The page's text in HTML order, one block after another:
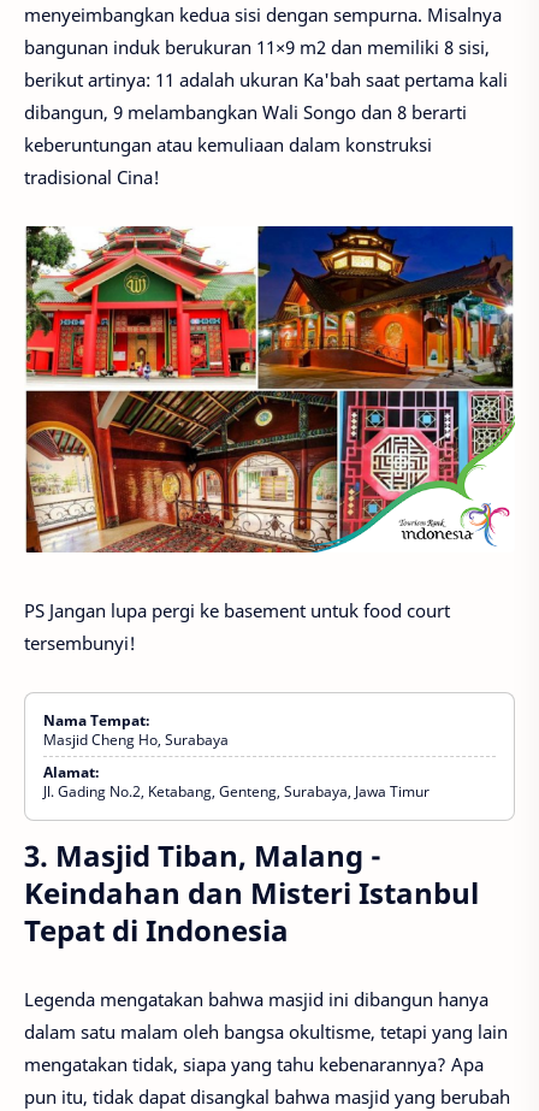
menyeimbangkan kedua sisi dengan sempurna. Misalnya
bangunan induk berukuran 11×9 m2 dan memiliki 8 sisi,
berikut artinya: 11 adalah ukuran Ka'bah saat pertama kali
dibangun, 9 melambangkan Wali Songo dan 8 berarti
keberuntungan atau kemuliaan dalam konstruksi
tradisional Cina!
PS Jangan lupa pergi ke basement untuk food court
tersembunyi!
Nama Tempat:
Masjid Cheng Ho, Surabaya
Alamat:
Jl. Gading No.2, Ketabang, Genteng, Surabaya, Jawa Timur
3. Masjid Tiban, Malang -
Keindahan dan Misteri Istanbul
Tepat di Indonesia
Legenda mengatakan bahwa masjid ini dibangun hanya
dalam satu malam oleh bangsa okultisme, tetapi yang lain
mengatakan tidak, siapa yang tahu kebenarannya? Apa
pun itu, tidak dapat disangkal bahwa masjid yang berubah